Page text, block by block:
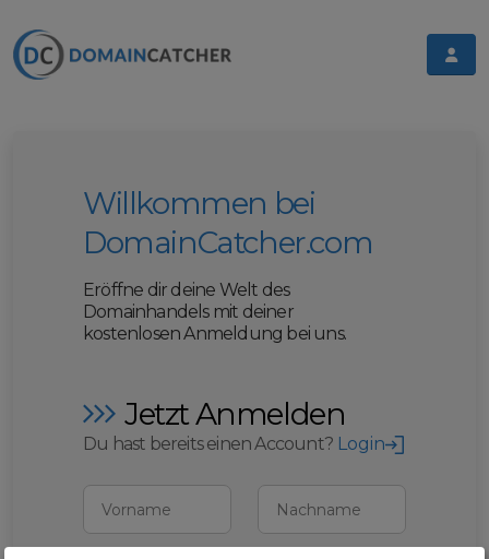
Willkommen bei
DomainCatcher.com
Eröffne dir deine Welt des
Domainhandels mit deiner
kostenlosen Anmeldung bei uns.
Jetzt Anmelden
Du hast bereits einen Account? Login
Vorname Nachname